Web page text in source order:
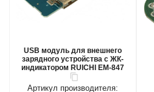
USB модуль для внешнего
зарядного устройства с ЖК-
индикатором RUICHI EM-847
Артикул производителя: